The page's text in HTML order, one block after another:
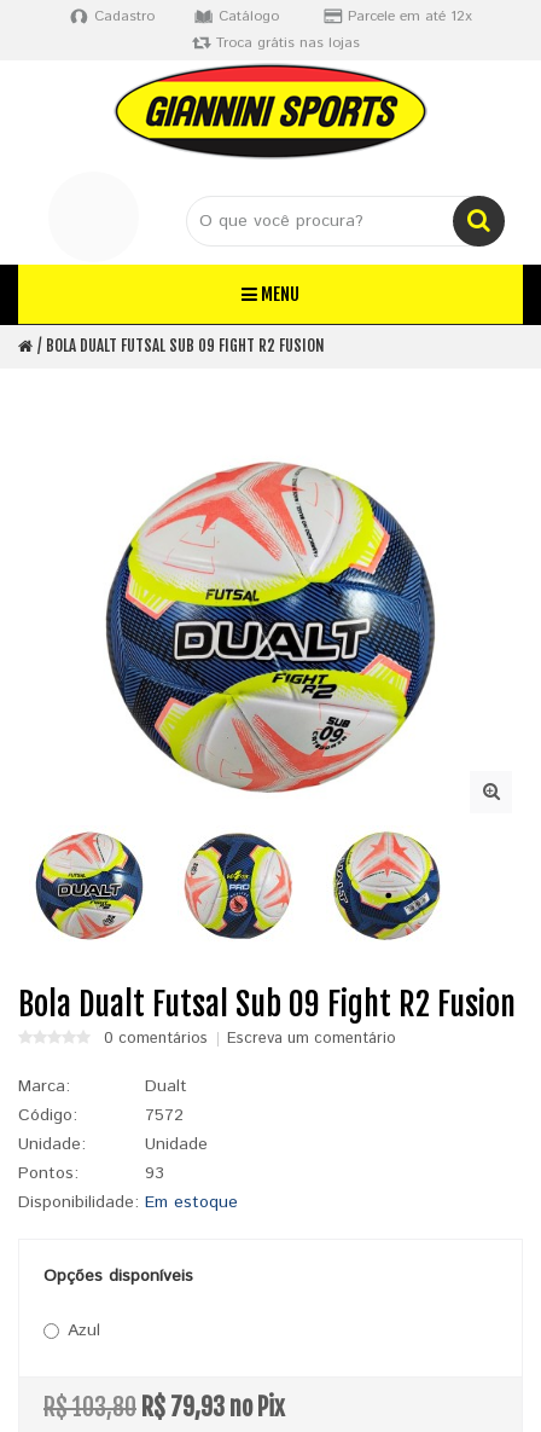
Cadastro Catálogo
Parcele em até 12x
Troca grátis nas lojas
MENU
BOLA DUALT FUTSAL SUB 09 FIGHT R2 FUSION
Bola Dualt Futsal Sub 09 Fight R2 Fusion
0 comentários Escreva um comentário
Marca:
Dualt
Código:
7572
Unidade:
Unidade
Pontos:
93
Disponibilidade: Em estoque
Opções disponíveis
Azul
R$ 103,80 R$ 79,93 no Pix